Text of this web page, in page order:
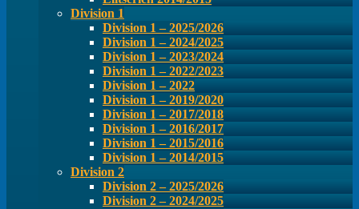
Division 1
Division 1 – 2025/2026
Division 1 – 2024/2025
Division 1 – 2023/2024
Division 1 – 2022/2023
Division 1 – 2022
Division 1 – 2019/2020
Division 1 – 2017/2018
Division 1 – 2016/2017
Division 1 – 2015/2016
Division 1 – 2014/2015
Division 2
Division 2 – 2025/2026
Division 2 – 2024/2025